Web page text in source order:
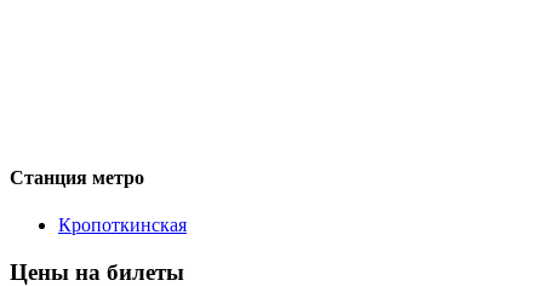
Станция метро
Кропоткинская
Цены на билеты